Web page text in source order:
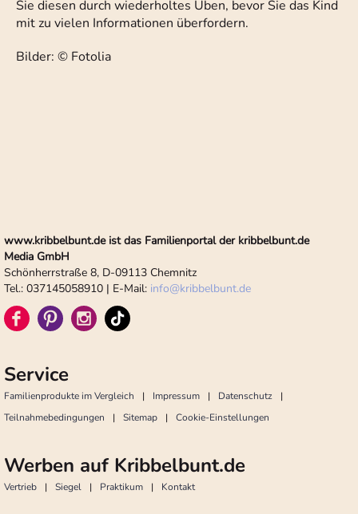
Sie diesen durch wiederholtes Üben, bevor Sie das Kind
mit zu vielen Informationen überfordern.
Bilder: © Fotolia
www.kribbelbunt.de ist das Familienportal der kribbelbunt.de
Media GmbH
Schönherrstraße 8, D-09113 Chemnitz
Tel.: 037145058910 | E-Mail: info@kribbelbunt.de
Service
Familienprodukte im Vergleich Impressum
Datenschutz
Teilnahmebedingungen
Sitemap Cookie-Einstellungen
Werben auf Kribbelbunt.de
Vertrieb Siegel Praktikum Kontakt